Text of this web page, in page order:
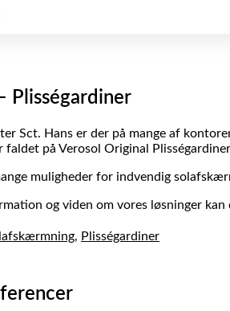
Plisségardiner
Sct. Hans er der på mange af
faldet på Verosol Original
muligheder for indvendig
og viden om vores løsninger
, Plisségardiner